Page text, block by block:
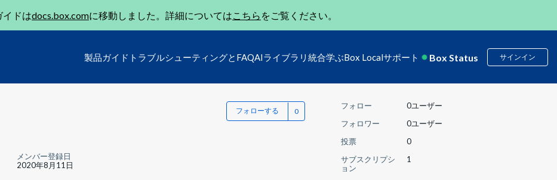
イドはdocs.box.comに移動しました。詳細についてはこちら をご覧ください。
製品ガイド トラブルシューティングとFAQAIライブラリ 統合学ぶBox Localサポート Box Status サインイン
フォローする
メンバー登録日
2020年8月11日
フォロー
0ユーザー
フォロワー
0ユーザー
投票
0
サブスクリプシ
ョン
1